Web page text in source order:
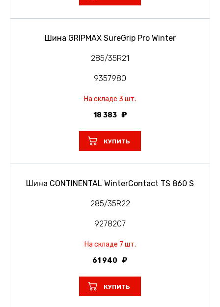
Шина GRIPMAX SureGrip Pro Winter
285/35R21
9357980
На складе 3 шт.
18 383
КУПИТЬ
Шина CONTINENTAL WinterContact TS 860 S
285/35R22
9278207
На складе 7 шт.
61 940
КУПИТЬ